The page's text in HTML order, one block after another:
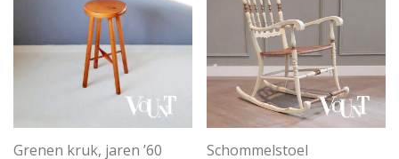
Grenen kruk, jaren ’60 Schommelstoel